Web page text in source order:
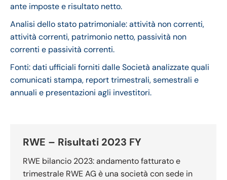
ante imposte e risultato netto.
Analisi dello stato patrimoniale: attività non correnti,
attività correnti, patrimonio netto, passività non
correnti e passività correnti.
Fonti: dati ufficiali forniti dalle Società analizzate quali
comunicati stampa, report trimestrali, semestrali e
annuali e presentazioni agli investitori.
RWE – Risultati 2023 FY
RWE bilancio 2023: andamento fatturato e
trimestrale RWE AG è una società con sede in